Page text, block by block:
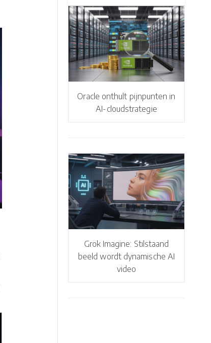
Oracle onthult pijnpunten in
AI-cloudstrategie
Grok Imagine: Stilstaand
beeld wordt dynamische AI
video